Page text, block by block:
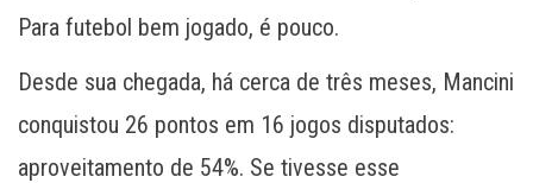
Para futebol bem jogado, é pouco.
Desde sua chegada, há cerca de três meses, Mancini
conquistou 26 pontos em 16 jogos disputados:
aproveitamento de 54%. Se tivesse esse